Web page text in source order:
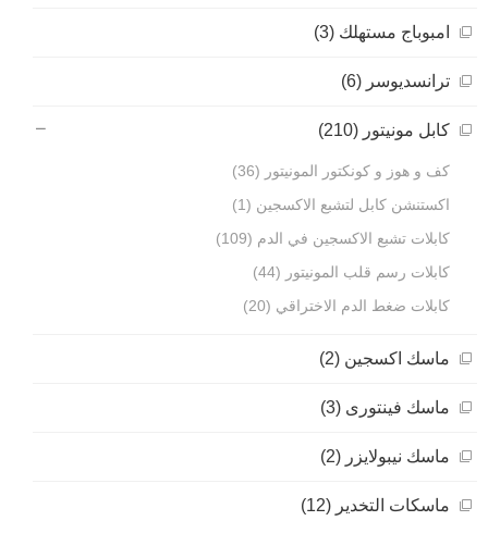
امبوباج مستهلك (3)
ترانسديوسر (6)
كابل مونيتور (210)
كف و هوز و كونكتور المونيتور (36)
اكستنشن كابل لتشبع الاكسجين (1)
كابلات تشبع الاكسجين في الدم (109)
كابلات رسم قلب المونيتور (44)
كابلات ضغط الدم الاختراقي (20)
ماسك اكسجين (2)
ماسك فينتورى (3)
ماسك نيبولايزر (2)
ماسكات التخدير (12)